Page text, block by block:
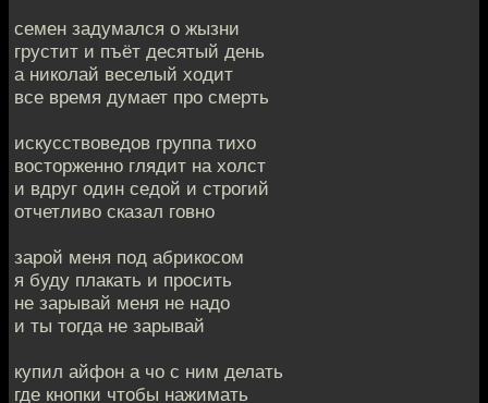
семен задумался о жызни
грустит и пъёт десятый день
а николай веселый ходит
все время думает про смерть
искусствоведов группа тихо
восторженно глядит на холст
и вдруг один седой и строгий
отчетливо сказал говно
зарой меня под абрикосом
я буду плакать и просить
не зарывай меня не надо
и ты тогда не зарывай
купил айфон а чо с ним делать
где кнопки чтобы нажимать